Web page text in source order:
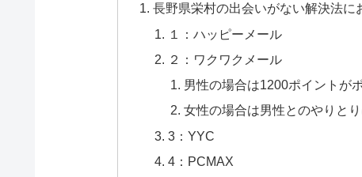
長野県栄村の出会いがない解決法
１：ハッピーメール
２：ワクワクメール
男性の場合は1200ポイントが
女性の場合は男性とのやりと
3：YYC
4：PCMAX